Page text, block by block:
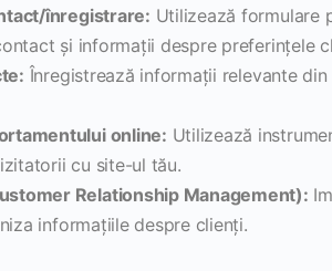
înregistrare: Utilizează formulare
și informații despre preferințele
Înregistrează informații relevante
online: Utilizează
cu site-ul tău.
Relationship Management):
informațiile despre clienți.